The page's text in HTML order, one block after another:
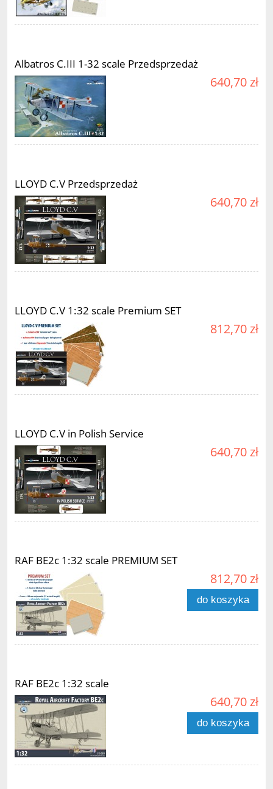
Albatros C.III 1-32 scale Przedsprzedaż
640,70 zł
LLOYD C.V Przedsprzedaż
640,70 zł
LLOYD C.V 1:32 scale Premium SET
812,70 zł
LLOYD C.V in Polish Service
640,70 zł
RAF BE2c 1:32 scale PREMIUM SET
812,70 zł
do koszyka
RAF BE2c 1:32 scale
640,70 zł
do koszyka